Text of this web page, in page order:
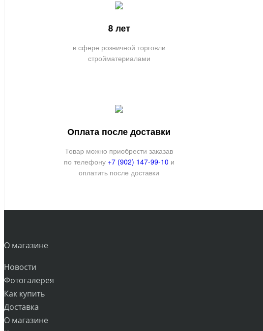
8 лет
в сфере розничной торговли
стройматериалами
Оплата после доставки
Товар можно приобрести заказав
по телефону +7 (902) 147-99-10 и
оплатить после доставки
О магазине
Новости
Фотогалерея
Как купить
Доставка
О магазине